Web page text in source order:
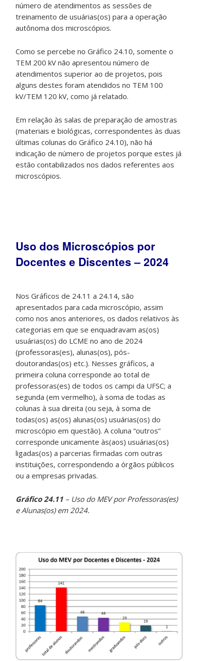
número de atendimentos as sessões de
treinamento de usuárias(os) para a operação
autônoma dos microscópios.
Como se percebe no Gráfico 24.10, somente o
TEM 200 kV não apresentou número de
atendimentos superior ao de projetos, pois
alguns destes foram atendidos no TEM 100
kV/TEM 120 kV, como já relatado.
Em relação às salas de preparação de amostras
(materiais e biológicas, correspondentes às duas
últimas colunas do Gráfico 24.10), não há
indicação de número de projetos porque estes já
estão contabilizados nos dados referentes aos
microscópios.
Uso dos Microscópios por
Docentes e Discentes – 2024
Nos Gráficos de 24.11 a 24.14, são
apresentados para cada microscópio, assim
como nos anos anteriores, os dados relativos às
categorias em que se enquadravam as(os)
usuárias(os) do LCME no ano de 2024
(professoras(es), alunas(os), pós-
doutorandas(os) etc.). Nesses gráficos, a
primeira coluna corresponde ao total de
professoras(es) de todos os campi da UFSC; a
segunda (em vermelho), à soma de todas as
colunas à sua direita (ou seja, à soma de
todas(os) as(os) alunas(os) usuárias(os) do
microscópio em questão). A coluna “outros”
corresponde unicamente às(aos) usuárias(os)
ligadas(os) a parcerias firmadas com outras
instituições, correspondendo a órgãos públicos
ou a empresas privadas.
Gráfico 24.11 – Uso do MEV por Professoras(es)
e Alunas(os) em 2024.